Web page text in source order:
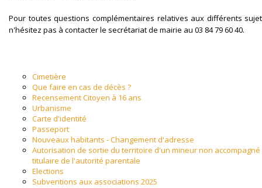
Pour toutes questions complémentaires relatives aux différents
n'hésitez pas à contacter le secrétariat de mairie au 03 84 79 60 40.
Cimetière
Que faire en cas de décès ?
Recensement Citoyen à 16 ans
Urbanisme
Carte d'identité
Passeport
Nouveaux habitants - Changement d'adresse
Autorisation de sortie du territoire d'un mineur non
titulaire de l'autorité parentale
Elections
Subventions aux associations 2025